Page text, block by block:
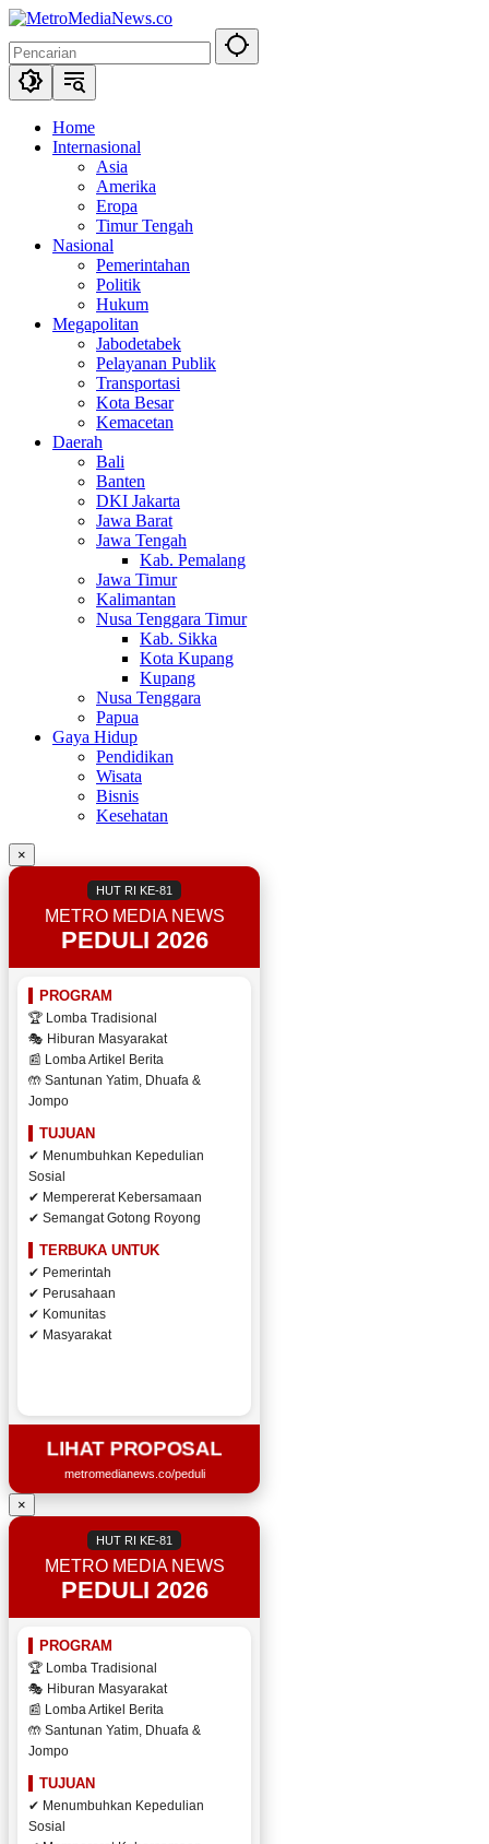
Langsung
konten
Home
Internasional
Asia
Amerika
Eropa
Timur Tengah
Nasional
Pemerintahan
Politik
Hukum
Megapolitan
Jabodetabek
Pelayanan Publik
Transportasi
Kota Besar
Kemacetan
Daerah
Bali
Banten
DKI Jakarta
Jawa Barat
Jawa Tengah
Kab. Pemalang
Jawa Timur
Kalimantan
Nusa Tenggara Timur
Kab. Sikka
Kota Kupang
Kupang
Nusa Tenggara
Papua
Gaya Hidup
Pendidikan
Wisata
Bisnis
Kesehatan
×
HUT RI KE-81
METRO MEDIA NEWS
PEDULI 2026
PROGRAM
🏆 Lomba Tradisional
🎭 Hiburan Masyarakat
📰 Lomba Artikel Berita
🤲 Santunan Yatim, Dhuafa &
Jompo
TUJUAN
✔ Menumbuhkan Kepedulian
Sosial
✔ Mempererat Kebersamaan
✔ Semangat Gotong Royong
TERBUKA UNTUK
✔ Pemerintah
✔ Perusahaan
✔ Komunitas
✔ Masyarakat
LIHAT PROPOSAL
metromedianews.co/peduli
×
HUT RI KE-81
METRO MEDIA NEWS
PEDULI 2026
PROGRAM
🏆 Lomba Tradisional
🎭 Hiburan Masyarakat
📰 Lomba Artikel Berita
🤲 Santunan Yatim, Dhuafa &
Jompo
TUJUAN
✔ Menumbuhkan Kepedulian
Sosial